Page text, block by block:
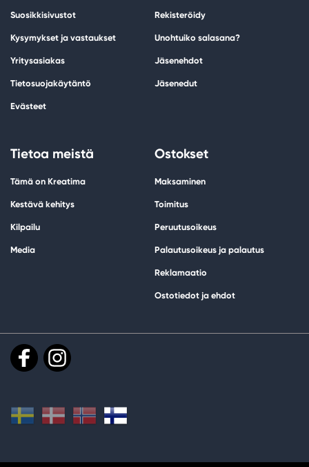
Suosikkisivustot
Kysymykset ja vastaukset
Yritysasiakas
Tietosuojakäytäntö
Evästeet
Rekisteröidy
Unohtuiko salasana?
Jäsenehdot
Jäsenedut
Tietoa meistä
Tämä on Kreatima
Kestävä kehitys
Kilpailu
Media
Ostokset
Maksaminen
Toimitus
Peruutusoikeus
Palautusoikeus ja palautus
Reklamaatio
Ostotiedot ja ehdot